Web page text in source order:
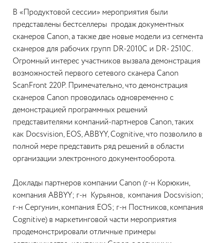
В «Продуктовой сессии» мероприятия были
представлены бестселлеры продаж документных
сканеров Canon, а также две новые модели из сегмента
сканеров для рабочих групп DR-2010C и DR- 2510C.
Огромный интерес участников вызвала демонстрация
возможностей первого сетевого сканера Canon
ScanFront 220P. Примечательно, что демонстрация
сканеров Canon проводилась одновременно с
демонстрацией программных решений
представителями компаний-партнеров Canon, таких
как Docsvision, EOS, ABBYY, Cognitive, что позволило в
полной мере представить ряд решений в области
организации электронного документооборота.
Доклады партнеров компании Canon (г-н Корюкин,
компания ABBYY; г-н Курьянов, компания Docsvision;
г-н Сергунин, компания EOS; г-н Постников, компания
Cognitive) в маркетинговой части мероприятия
продемонстрировали отличные примеры